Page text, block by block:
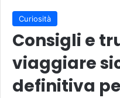
Curiosità
Consigli e
viaggiare
definitiva